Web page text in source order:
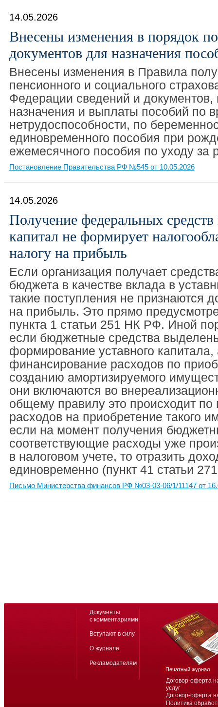
14.05.2026
Внесены изменения в порядок
документов для назначения
Внесены изменения в Правила
пенсионного и социального
Федерации сведений и
назначения и выплаты пособий по
нетрудоспособности, по
единовременного пособия при
ежемесячного пособия по уходу за
Постановление Правительства РФ №545 от 10.05.2026
14.05.2026
Получение федеральных средств
капитал не формирует
налогу на прибыль
Если организация получает
бюджета в качестве вклада в
такие поступления не признаются
на прибыль. Это прямо
пункта 1 статьи 251 НК РФ. Иной
если бюджетные средства
формирование уставного капитала,
финансирование расходов по
созданию амортизируемого
они включаются во
общему правилу это происходит по
расходов на приобретение такого
если на момент получения
соответствующие расходы уже
в налоговом учете, то отразить
единовременно (пункт 41 статьи
Письмо Министерства финансов РФ №03-03-06/1/11147 от
Договор-оферта
услуг
Договор-оферта
Политика
Документы
с комментариями
Вступают в силу
О журнале
Рекламодателям
Печатный журнал